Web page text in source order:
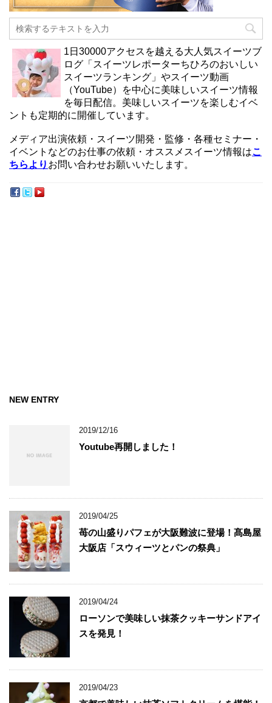
1日30000アクセスを越える大人気スイーツブ
ログ「スイーツレポーターちひろのおいしい
スイーツランキング」やスイーツ動画
（YouTube）を中心に美味しいスイーツ情報
を毎日配信。美味しいスイーツを楽しむイベ
ントも定期的に開催しています。
メディア出演依頼・スイーツ開発・監修・各種セミナー・
イベントなどのお仕事の依頼・オススメスイーツ情報はこ
ちらより お問い合わせお願いいたします。
NEW ENTRY
2019/12/16
Youtube再開しました！
2019/04/25
苺の山盛りパフェが大阪難波に登場！髙島屋
大阪店「スウィーツとパンの祭典」
2019/04/24
ローソンで美味しい抹茶クッキーサンドアイ
スを発見！
2019/04/23